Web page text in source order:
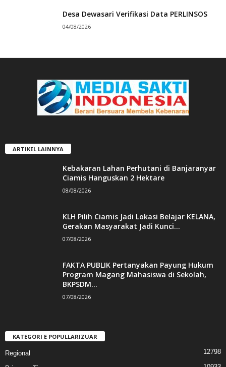
Desa Dewasari Verifikasi Data PERLINSOS
04/08/2026
ARTIKEL LAINNYA
Kebakaran Lahan Perhutani di Banjaranyar
Ciamis Hanguskan 2 Hektare
08/08/2026
KLH Pilih Ciamis Jadi Lokasi Belajar KELANA,
Gerakan Masyarakat Jadi Kunci...
07/08/2026
FAKTA PUBLIK Pertanyakan Payung Hukum
Program Magang Mahasiswa di Sekolah,
BKPSDM...
07/08/2026
KATEGORI E POPULLARIZUAR
Regional 12798